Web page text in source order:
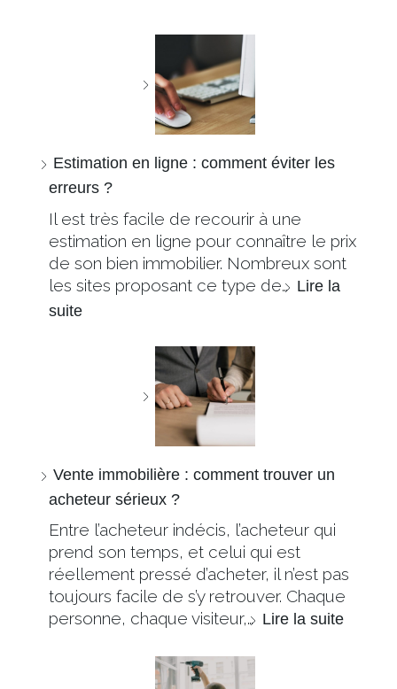
Estimation en ligne : comment éviter les
erreurs ?
Il est très facile de recourir à une
estimation en ligne pour connaître le prix
de son bien immobilier. Nombreux sont
les sites proposant ce type de… Lire la
suite
Vente immobilière : comment trouver un
acheteur sérieux ?
Entre l’acheteur indécis, l’acheteur qui
prend son temps, et celui qui est
réellement pressé d’acheter, il n’est pas
toujours facile de s’y retrouver. Chaque
personne, chaque visiteur,… Lire la suite